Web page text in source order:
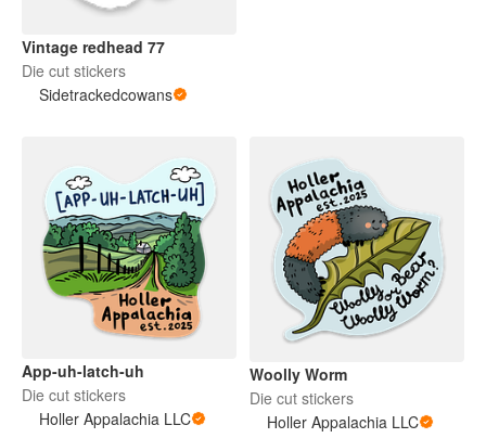
Vintage redhead 77
Die cut stickers
Sidetrackedcowans
App-uh-latch-uh
Die cut stickers
Holler Appalachia LLC
Woolly Worm
Die cut stickers
Holler Appalachia LLC